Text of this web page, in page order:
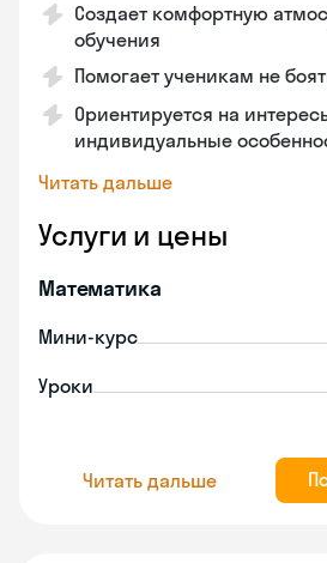
Создает комфортную
обучения
Помогает ученикам не
Ориентируется на
индивидуальные
Читать дальше
Услуги и цены
Математика
Мини-курс
Уроки
Читать дальше